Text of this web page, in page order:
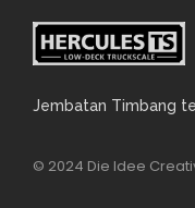
Jembatan Timbang
© 2024 Die Idee